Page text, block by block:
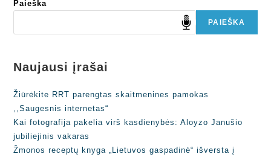
Paieška
PAIEŠKA
Naujausi įrašai
Žiūrėkite RRT parengtas skaitmenines pamokas
,,Saugesnis internetas“
Kai fotografija pakelia virš kasdienybės: Aloyzo Janušio
jubiliejinis vakaras
Žmonos receptų knyga „Lietuvos gaspadinė“ išversta į